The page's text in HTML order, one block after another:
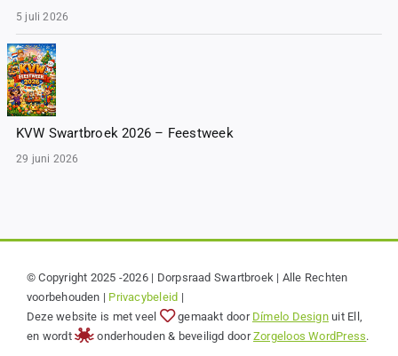
5 juli 2026
KVW Swartbroek 2026 – Feestweek
29 juni 2026
© Copyright 2025 -2026 | Dorpsraad Swartbroek | Alle Rechten
voorbehouden | Privacybeleid |
Deze website is met veel
gemaakt door Dímelo Designuit Ell,
en wordt
onderhouden & beveiligd doorZorgeloos WordPress.